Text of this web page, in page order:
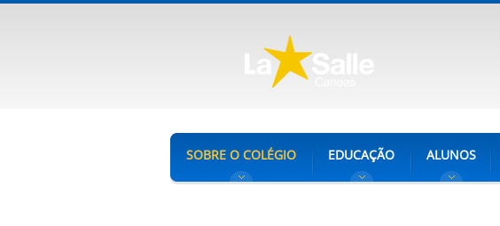
SOBRE O COLÉGIO EDUCAÇÃO ALUNOS